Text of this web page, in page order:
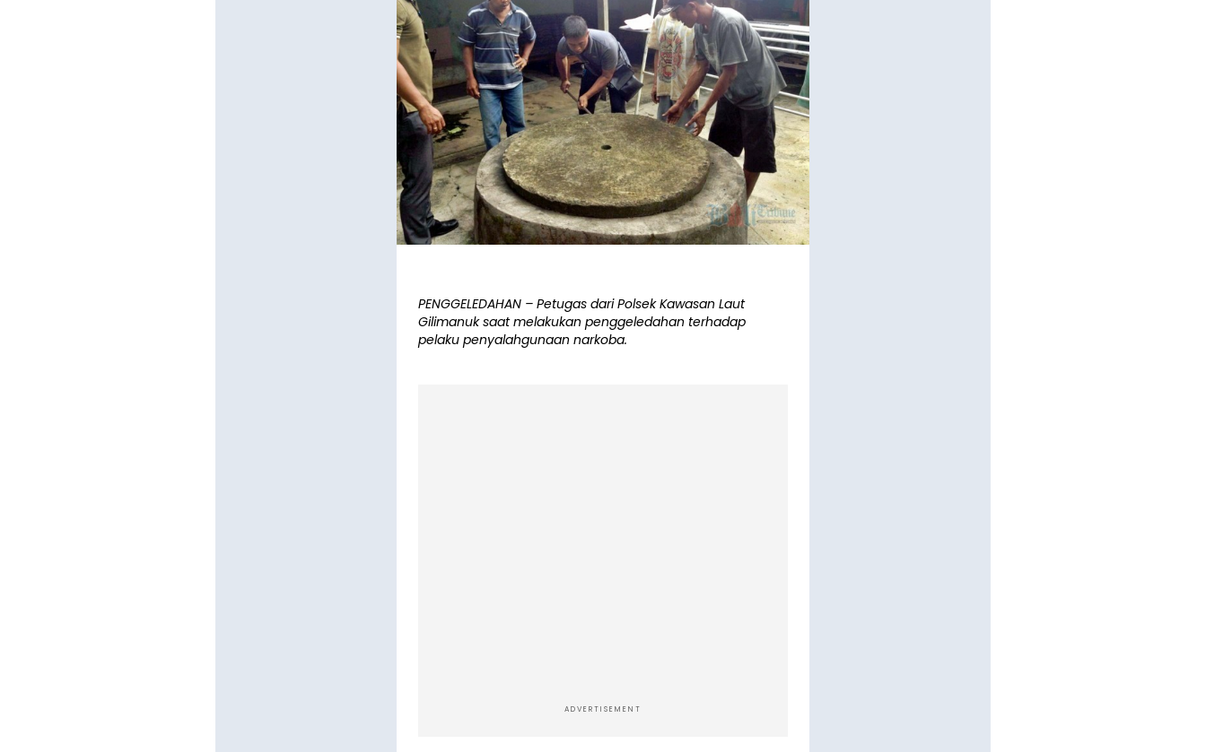
PENGGELEDAHAN – Petugas dari Polsek Kawasan Laut
Gilimanuk saat melakukan penggeledahan terhadap
pelaku penyalahgunaan narkoba.
ADVERTISEMENT